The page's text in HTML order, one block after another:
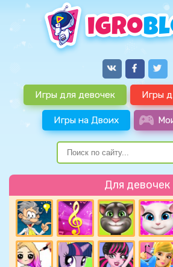
Игры для девочек Игры
Игры на Двоих
Для девочек